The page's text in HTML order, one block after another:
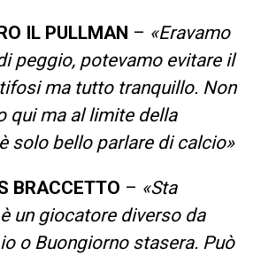
IL PULLMAN – «Eravamo
peggio, potevamo evitare il
ma tutto tranquillo. Non
qui ma al limite della
solo bello parlare di calcio»
BRACCETTO – «Sta
un giocatore diverso da
o Buongiorno stasera. Può